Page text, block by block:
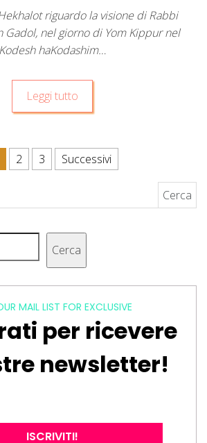
riguardo la visione di Rabbi
Gadol, nel giorno di Yom Kippur nel
Kodesh haKodashim…
Leggi tutto
degli articoli
2 3
Successivi
Cerca
MAIL LIST FOR EXCLUSIVE
per ricevere
newsletter!